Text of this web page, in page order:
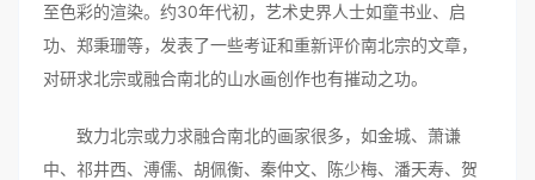
至色彩的渲染。约30年代初，艺术史界人士如童书业、启
功、郑秉珊等，发表了一些考证和重新评价南北宗的文章，
对研求北宗或融合南北的山水画创作也有摧动之功。
致力北宗或力求融合南北的画家很多，如金城、萧谦
中、祁井西、溥儒、胡佩衡、秦仲文、陈少梅、潘天寿、贺